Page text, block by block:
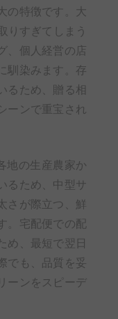
の特徴です。大
りすぎてしまう
、個人経営の店
馴染みます。存
るため、贈る相
ーンで重宝され
地の生産農家か
るため、中型サ
さが際立つ、鮮
。宅配便での配
め、最短で翌日
でも、品質を妥
ーンをスピーデ